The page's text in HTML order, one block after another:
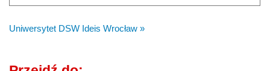
Uniwersytet DSW Ideis Wrocław »